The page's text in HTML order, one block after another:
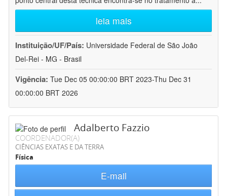
leia mais
Instituição/UF/País: Universidade Federal de São João
Del-Rei - MG - Brasil
Vigência: Tue Dec 05 00:00:00 BRT 2023-Thu Dec 31
00:00:00 BRT 2026
Adalberto Fazzio
COORDENADOR(A)
CIÊNCIAS EXATAS E DA TERRA
Física
E-mail